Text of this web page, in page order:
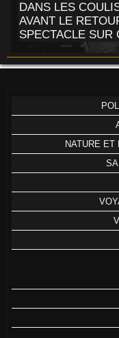
DANS LES
AVANT LE
SPECTACLE SUR
NATURE ET